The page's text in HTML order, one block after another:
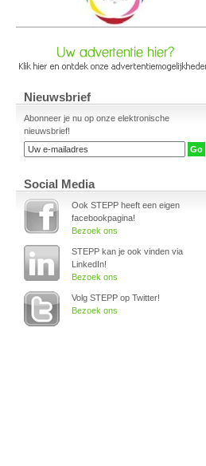
Nieuwsbrief
Abonneer je nu op onze elektronische
nieuwsbrief!
Social Media
Ook STEPP heeft een eigen
facebookpagina!
Bezoek ons
STEPP kan je ook vinden via
LinkedIn!
Bezoek ons
Volg STEPP op Twitter!
Bezoek ons